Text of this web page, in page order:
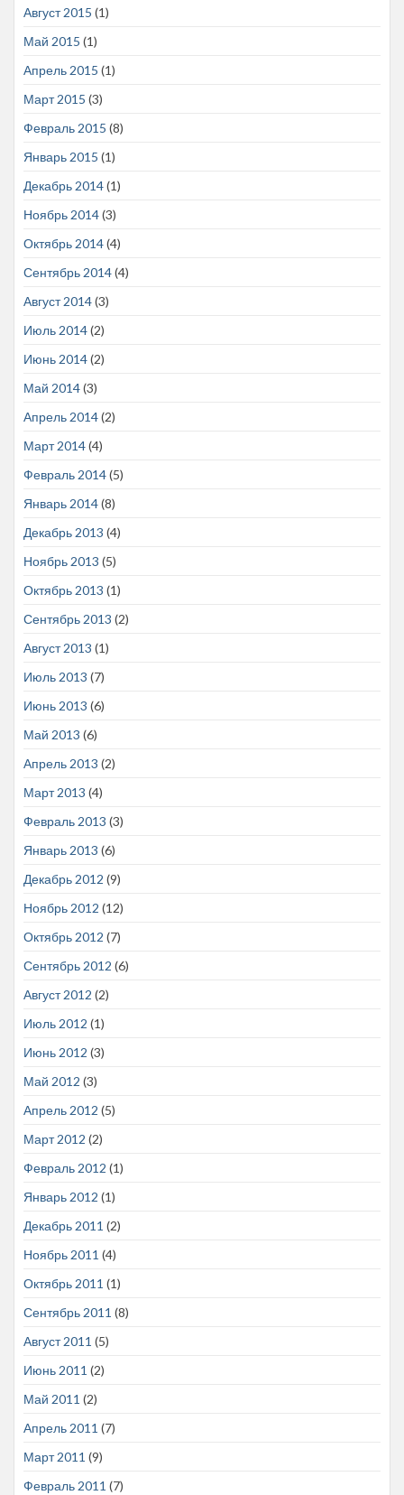
Август 2015 (1)
Май 2015 (1)
Апрель 2015 (1)
Март 2015 (3)
Февраль 2015 (8)
Январь 2015 (1)
Декабрь 2014(1)
Ноябрь 2014(3)
Октябрь 2014(4)
Сентябрь 2014(4)
Август 2014(3)
Июль 2014(2)
Июнь 2014(2)
Май 2014(3)
Апрель 2014(2)
Март 2014(4)
Февраль 2014(5)
Январь 2014(8)
Декабрь 2013 (4)
Ноябрь 2013 (5)
Октябрь 2013 (1)
Сентябрь 2013 (2)
Август 2013 (1)
Июль 2013 (7)
Июнь 2013 (6)
Май 2013 (6)
Апрель 2013 (2)
Март 2013 (4)
Февраль 2013 (3)
Январь 2013 (6)
Декабрь 2012 (9)
Ноябрь 2012 (12)
Октябрь 2012 (7)
Сентябрь 2012 (6)
Август 2012 (2)
Июль 2012 (1)
Июнь 2012 (3)
Май 2012 (3)
Апрель 2012 (5)
Март 2012 (2)
Февраль 2012 (1)
Январь 2012 (1)
Декабрь 2011 (2)
Ноябрь 2011 (4)
Октябрь 2011 (1)
Сентябрь 2011 (8)
Август 2011 (5)
Июнь 2011 (2)
Май 2011 (2)
Апрель 2011 (7)
Март 2011 (9)
Февраль 2011 (7)